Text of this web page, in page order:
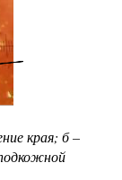
края; б –